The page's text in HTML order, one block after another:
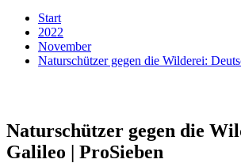
Start
2022
November
Naturschützer gegen die Wilderei:
Naturschützer gegen die
Galileo | ProSieben